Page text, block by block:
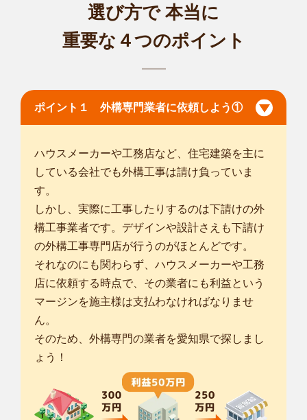
選び方で本当に
重要な４つのポイント
ポイント１ 外構専門業者に依頼しよう①
ハウスメーカーや工務店など、住宅建築を主に
している会社でも外構工事は請け負っていま
す。
しかし、実際に工事したりするのは下請けの外
構工事業者です。デザインや設計さえも下請け
の外構工事専門店が行うのがほとんどです。
それなのにも関わらず、ハウスメーカーや工務
店に依頼する時点で、その業者にも利益という
マージンを施主様は支払わなければなりませ
ん。
そのため、外構専門の業者を愛知県で探しまし
ょう！